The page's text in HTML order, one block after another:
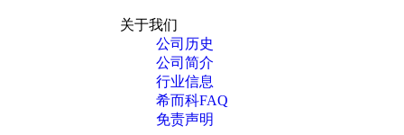
关于我们
公司历史
公司简介
行业信息
希而科FAQ
免责声明